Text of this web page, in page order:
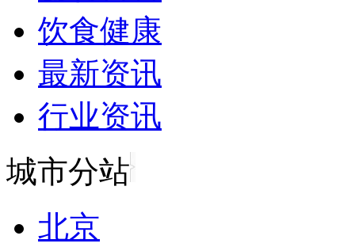
饮食健康
最新资讯
行业资讯
城市分站
北京